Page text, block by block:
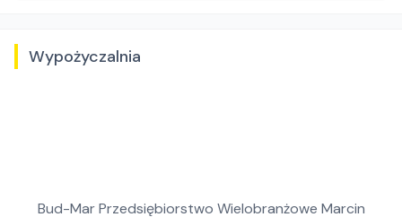
Wypożyczalnia
Bud-Mar Przedsiębiorstwo Wielobranżowe Marcin